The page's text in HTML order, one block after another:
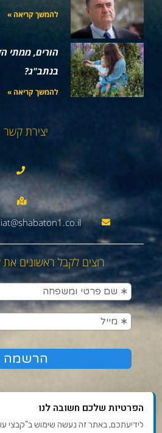
להמשך קריאה »
הורים, ממתי
בנתב"ג?
להמשך קריאה »
יצירת קשר
רוצים לקבל ראשונים את
הפרטיות שלכם חשובה לנו